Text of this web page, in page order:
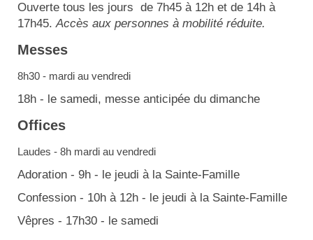
Ouverte tous les jours de 7h45 à 12h et de 14h à
17h45.Accès aux personnes à mobilité réduite.
Messes
8h30 - mardi au vendredi
18h - le samedi, messe anticipée du dimanche
Offices
Laudes - 8h mardi au vendredi
Adoration - 9h - le jeudi à la Sainte-Famille
Confession - 10h à 12h - le jeudi à la Sainte-Famille
Vêpres - 17h30 - le samedi